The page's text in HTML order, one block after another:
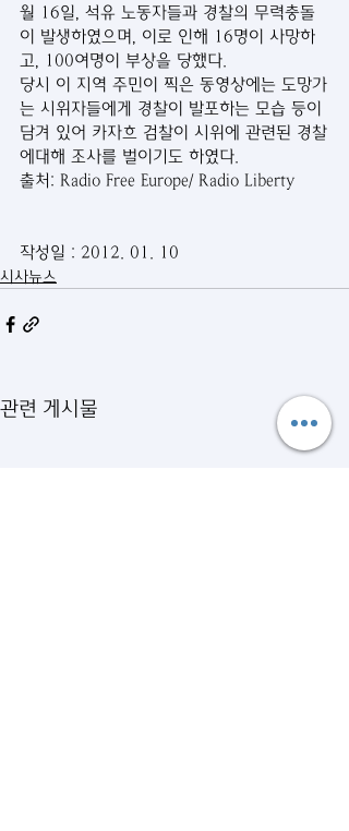
월 16일, 석유 노동자들과 경찰의 무력충돌
이 발생하였으며, 이로 인해 16명이 사망하
고, 100여명이 부상을 당했다.
당시 이 지역 주민이 찍은 동영상에는 도망가
는 시위자들에게 경찰이 발포하는 모습 등이
담겨 있어 카자흐 검찰이 시위에 관련된 경찰
에대해 조사를 벌이기도 하였다.
출처: Radio Free Europe/ Radio Liberty
작성일 : 2012. 01. 10
시사뉴스
관련 게시물